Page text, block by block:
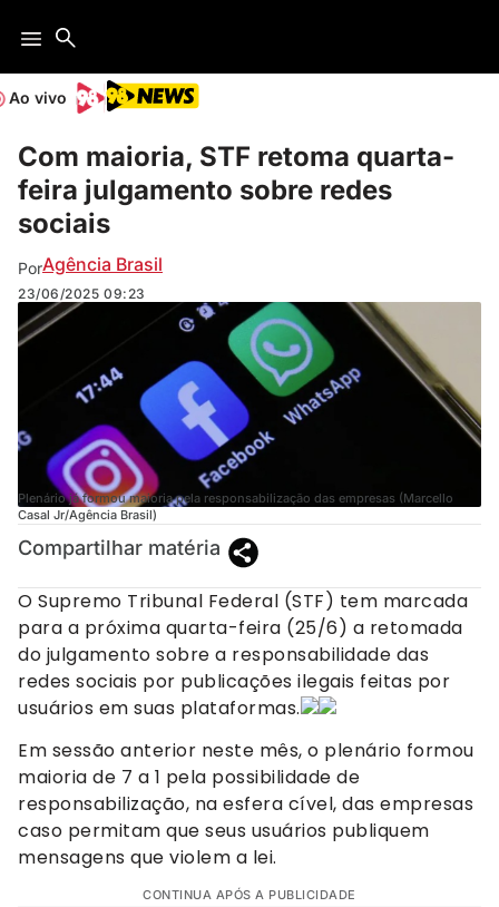
Ao vivo
Com maioria, STF retoma quarta-
feira julgamento sobre redes
sociais
PorAgência Brasil
23/06/2025 09:23
Plenário já formou maioria pela responsabilização das empresas (Marcello
Casal Jr/Agência Brasil)
Compartilhar matéria
O Supremo Tribunal Federal (STF) tem marcada
para a próxima quarta-feira (25/6) a retomada
do julgamento sobre a responsabilidade das
redes sociais por publicações ilegais feitas por
usuários em suas plataformas.
Em sessão anterior neste mês, o plenário formou
maioria de 7 a 1 pela possibilidade de
responsabilização, na esfera cível, das empresas
caso permitam que seus usuários publiquem
mensagens que violem a lei.
CONTINUA APÓS A PUBLICIDADE